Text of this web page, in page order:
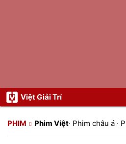
Việt Giải Trí
PHIM Phim Việt· Phim châu á ·